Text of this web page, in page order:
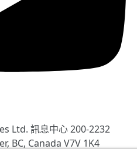
Ltd. 訊息中心 200-2232
BC, Canada V7V 1K4